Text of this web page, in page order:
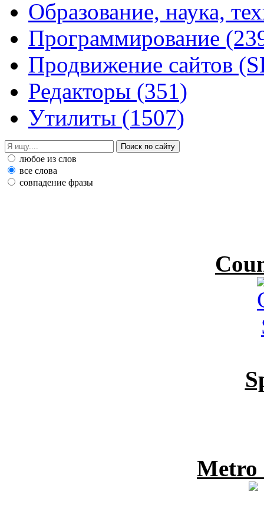
Образование, наука,
Программирование
Продвижение сайтов
Редакторы (351)
Утилиты (1507)
любое из слов
все слова
совпадение фразы
Metro